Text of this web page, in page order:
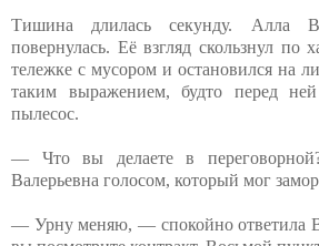
Тишина длилась секунду. Алла
повернулась. Её взгляд скользнул по
тележке с мусором и остановился на
таким выражением, будто перед ней
пылесос.
— Что вы делаете в
Валерьевна голосом, который мог
— Урну меняю, — спокойно ответила